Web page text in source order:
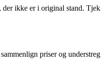
ikke er i original stand. Tjek
priser og understreg